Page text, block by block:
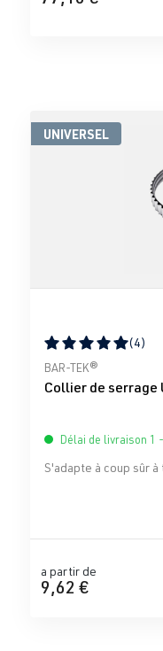
UNIVERSEL
Note moyenne de 5
(4)
BAR-TEK®
Collier de serrage
Délai de livraison 1
S'adapte à coup sûr à
a partir de
9,62 €